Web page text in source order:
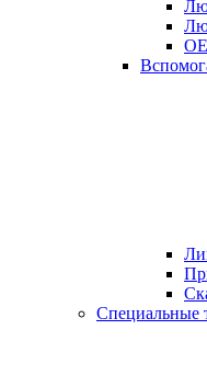
Специальные